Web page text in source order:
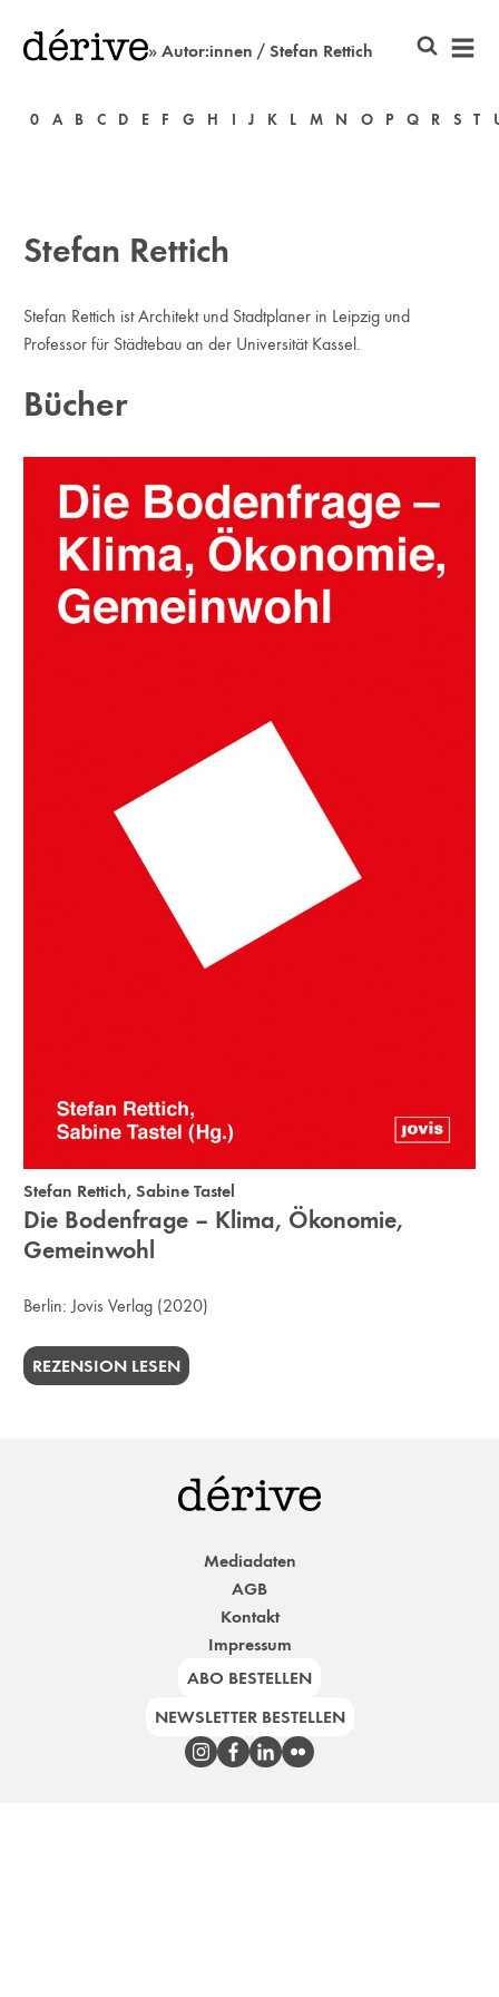
» Autor:innen / Stefan Rettich
0 A B C D E F G H I J K L M N O P Q R S T
Stefan Rettich
Stefan Rettich ist Architekt und Stadtplaner in Leipzig und
Professor für Städtebau an der Universität Kassel.
Bücher
Stefan Rettich,Sabine Tastel
Die Bodenfrage – Klima, Ökonomie,
Gemeinwohl
Berlin:Jovis Verlag (2020)
REZENSION LESEN
Mediadaten
AGB
Kontakt
Impressum
ABO BESTELLEN
NEWSLETTER BESTELLEN